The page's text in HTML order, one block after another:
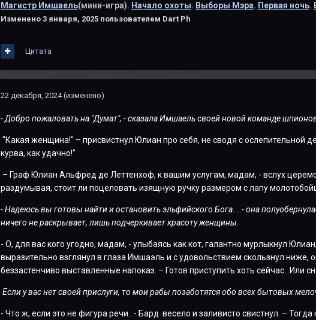
Магистр Имшаель(мини-игра). Начало охоты. Выборы Мэра. Первая ночь.
Изменено 3 января, 2025пользователем Dart Ph
Цитата
22 декабря, 2024 (изменено)
- Добро пожаловать на "Думат", - сказала Имшаель своей новой команде
"Какая женщина!" – присвистнул Юлиан про себя, не сводя с ослепительной
курва, как удачно!"
– Граф Юлиан Альфред де Леттенхоф, к вашим услугам, мадам, - вслух
раздумывая, стоит ли поцеловать изящную ручку размером с лапу
- Надеюсь вы готовы найти и остановить эльфийского Бога... - она
ничего не раскрывает, лишь подчеркивает красоту женщины
- О, для вас кого угодно, мадам, - улыбаясь как кот, галантно мурлыкнул
выразительно взглянул в глаза Имшаэль и с удовольствием скользнул ниже,
беззастенчиво выставленные напоказ. – Готов приступить хоть сейчас…Или
Если у вас нет своей прислуги, то мои рабы позаботятся обо всех бытовых
- Что ж, если это не фигура речи…- Бард весело и заливисто свистнул. –